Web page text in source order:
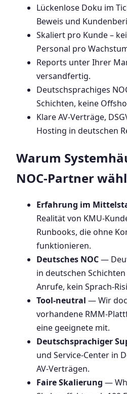
Lückenlose Doku im
Beweis und
Skaliert pro Kunde –
Personal pro
Reports unter Ihrer
versandfertig.
Deutschsprachiges
Schichten, keine
Klare AV-Verträge,
Hosting in deutschen
Warum
NOC-Partner
Erfahrung im
Realität von KMU-
Runbooks, die ohne
funktionieren.
Deutsches NOC—
in deutschen
Anrufe, kein Sprach-
Tool-neutral — Wir
vorhandene RMM-
eine geeignete mit.
Deutschsprachiger
und Service-Center in
AV-Verträgen.
Faire Skalierung —